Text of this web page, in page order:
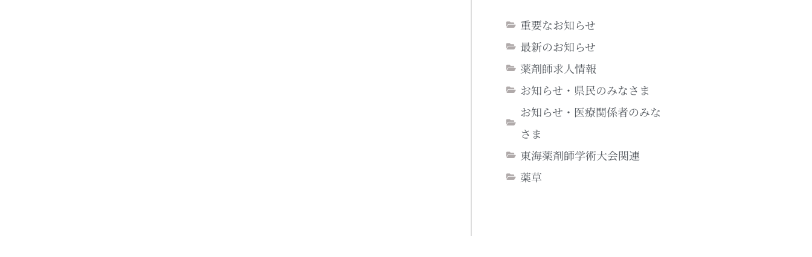
重要なお知らせ
最新のお知らせ
薬剤師求人情報
お知らせ・県民のみなさま
お知らせ・医療関係者のみな
さま
東海薬剤師学術大会関連
薬草